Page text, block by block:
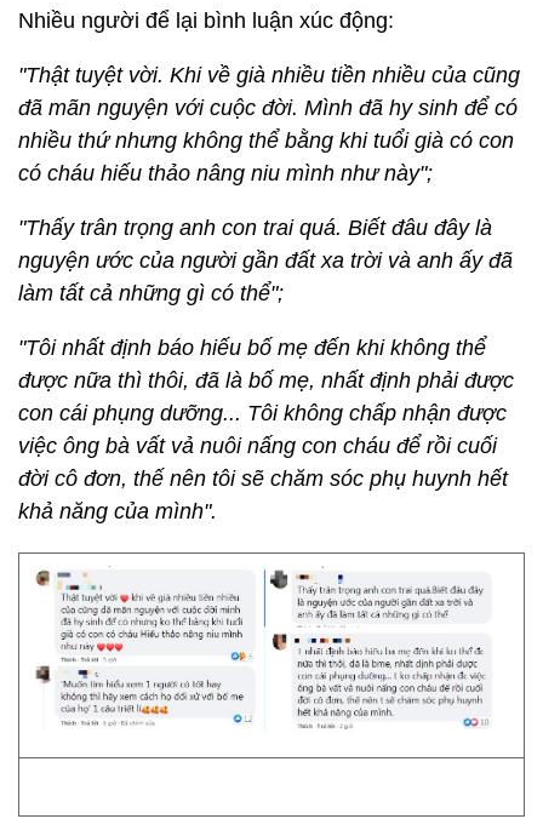
Nhiều người để lại bình luận xúc động:
"Thật tuyệt vời. Khi về già nhiều tiền nhiều của cũng
đã mãn nguyện với cuộc đời. Mình đã hy sinh để có
nhiều thứ nhưng không thể bằng khi tuổi già có con
có cháu hiếu thảo nâng niu mình như này";
"Thấy trân trọng anh con trai quá. Biết đâu đây là
nguyện ước của người gần đất xa trời và anh ấy đã
làm tất cả những gì có thể";
"Tôi nhất định báo hiếu bố mẹ đến khi không thể
được nữa thì thôi, đã là bố mẹ, nhất định phải được
con cái phụng dưỡng... Tôi không chấp nhận được
việc ông bà vất vả nuôi nấng con cháu để rồi cuối
đời cô đơn, thế nên tôi sẽ chăm sóc phụ huynh hết
khả năng của mình".